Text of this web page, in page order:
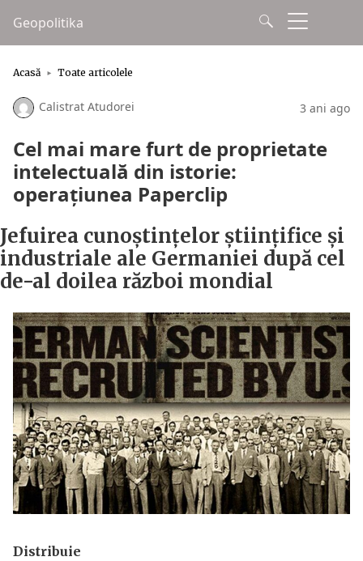
Geopolitika
Acasă Toate articolele
Calistrat Atudorei 3 ani ago
Cel mai mare furt de proprietate
intelectuală din istorie:
operațiunea Paperclip
Jefuirea cunoștințelor științifice și
industriale ale Germaniei după cel
de-al doilea război mondial
Distribuie